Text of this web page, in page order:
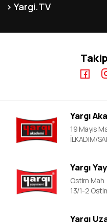
İletişim
MEB-AGS ÖABT Kursları
Yargi.TV
KPSS A Video Dersler
YDS Video Ders
Yargı
19 Mayıs
İLKADIM/
Yargı
Ostim
13/1-2
Yargı